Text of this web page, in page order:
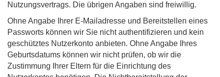
Nutzungsvertrags. Die übrigen Angaben sind freiwillig.
Ohne Angabe Ihrer E-Mailadresse und Bereitstellen eines
Passworts können wir Sie nicht authentifizieren und kein
geschütztes Nutzerkonto anbieten. Ohne Angabe Ihres
Geburtsdatums können wir nicht prüfen, ob wir die
Zustimmung Ihrer Eltern für die Einrichtung des